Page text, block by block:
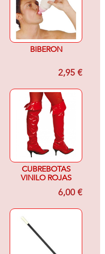
BIBERON
2,95 €
CUBREBOTAS
VINILO ROJAS
6,00 €